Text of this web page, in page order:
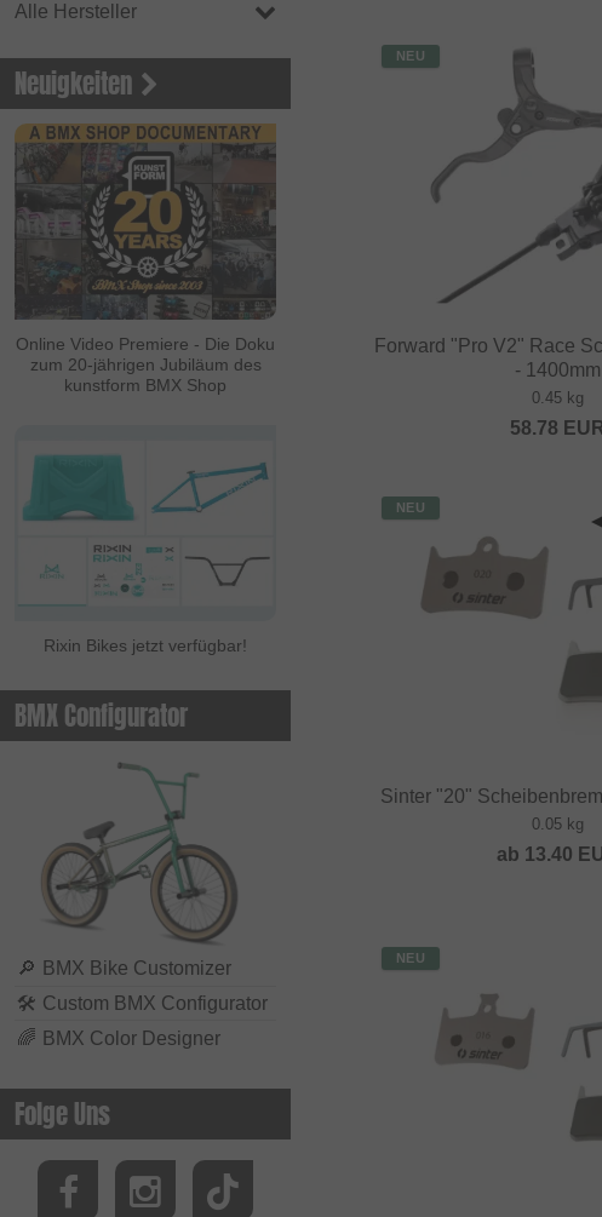
Alle Hersteller
Neuigkeiten
Online Video Premiere - Die Doku
zum 20-jährigen Jubiläum des
kunstform BMX Shop
Rixin Bikes jetzt verfügbar!
BMX Configurator
🔎 BMX Bike Customizer
🛠 Custom BMX Configurator
🌈 BMX Color Designer
Folge Uns
NEU
Forward "Pro V2" Race
- 1400mm
0.45 kg
58.78
NEU
Sinter "20"
0.05 kg
ab 13.40
NEU